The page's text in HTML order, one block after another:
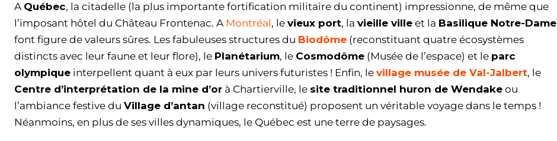
A Québec, la citadelle (la plus importante fortification militaire du continent) impressionne, de même que
l’imposant hôtel du Château Frontenac. A Montréal, le vieux port, la vieille ville et la Basilique Notre-Dame
font figure de valeurs sûres. Les fabuleuses structures du Biodôme (reconstituant quatre écosystèmes
distincts avec leur faune et leur flore), le Planétarium, le Cosmodôme (Musée de l’espace) et le parc
olympique interpellent quant à eux par leurs univers futuristes ! Enfin, le village musée de Val-Jalbert, le
Centre d’interprétation de la mine d’or à Chartierville, le site traditionnel huron de Wendake ou
l’ambiance festive du Village d’antan (village reconstitué) proposent un véritable voyage dans le temps !
Néanmoins, en plus de ses villes dynamiques, le Québec est une terre de paysages.